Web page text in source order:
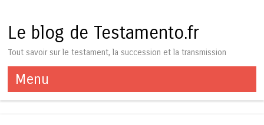
Le blog de Testamento.fr
Tout savoir sur le testament, la succession et la transmission
Menu
Aller au contenu